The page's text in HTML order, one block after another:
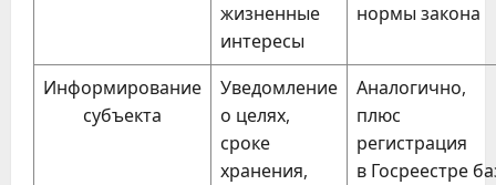
жизненные
интересы
нормы закона
Информирование
субъекта
Уведомление
о целях,
сроке
хранения,
Аналогично,
плюс
регистрация
в Госреестре